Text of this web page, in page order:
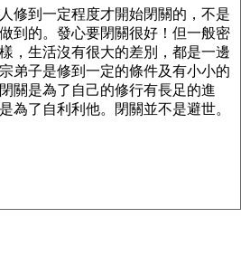
修到一定程度才開始閉關的，不是
到的。發心要閉關很好！但一般密
，生活沒有很大的差別，都是一邊
弟子是修到一定的條件及有小小的
關是為了自己的修行有長足的進
為了自利利他。閉關並不是避世。